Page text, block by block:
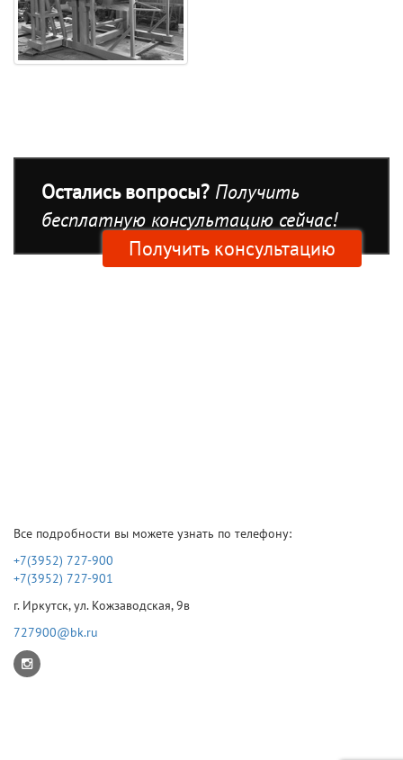
Остались вопросы? Получить
бесплатную консультацию сейчас!
Получить консультацию
Все подробности вы можете узнать по телефону:
+7(3952) 727-900
+7(3952) 727-901
г. Иркутск, ул. Кожзаводская, 9в
727900@bk.ru